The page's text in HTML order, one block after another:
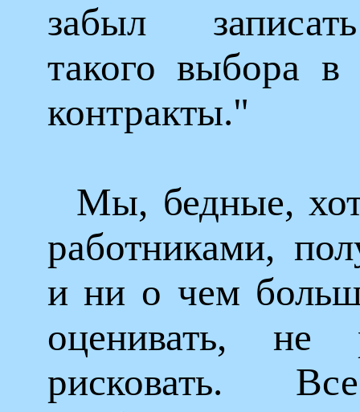
забыл
такого выбора
контракты."
Мы, бедные,
работниками,
и ни о чем
оценивать,
рисковать.